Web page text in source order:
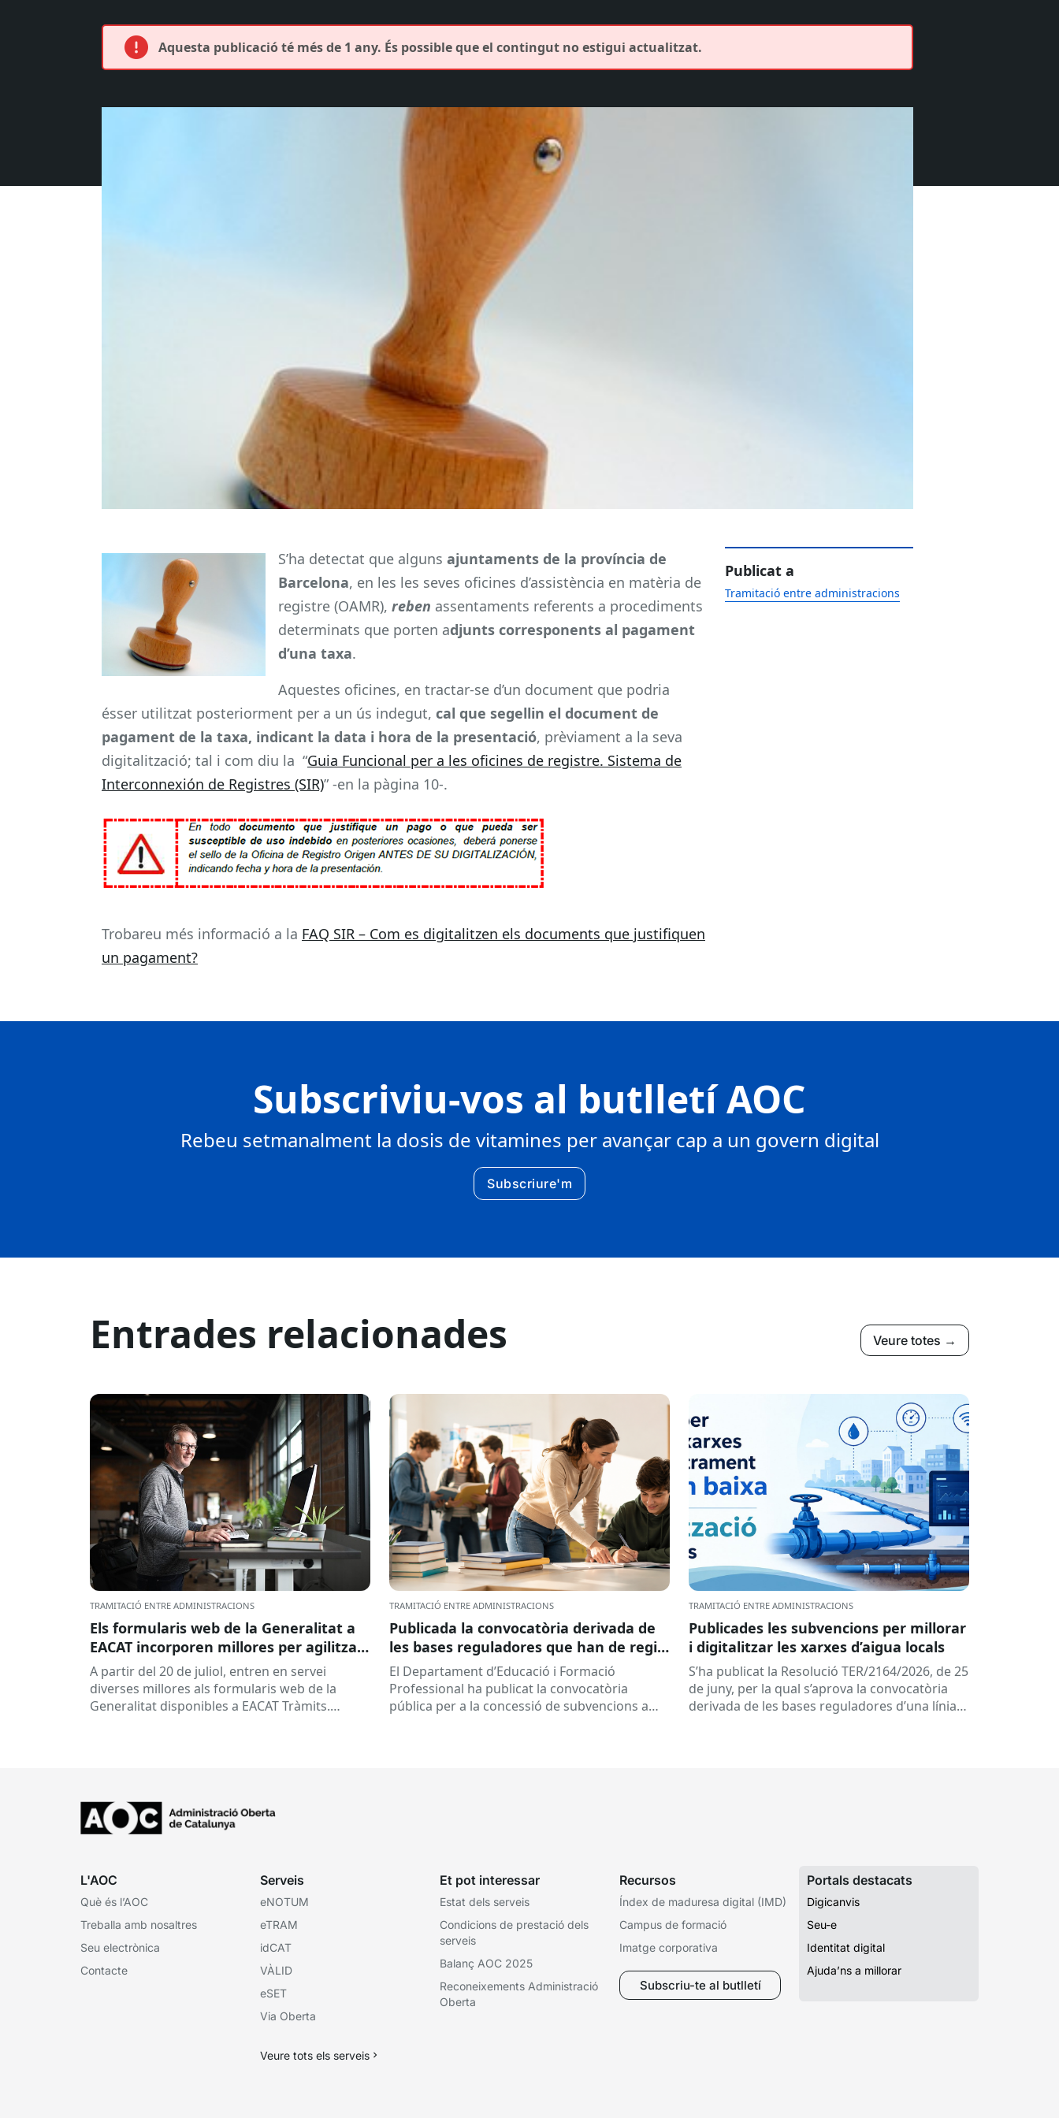
Aquesta publicació té més de 1 any. És possible que el contingut no estigui actualitzat.
S’ha detectat que alguns ajuntaments de la província de
Barcelona, en les les seves oficines d’assistència en matèria de
registre (OAMR), reben assentaments referents a procediments
determinats que porten adjunts corresponents al pagament
d’una taxa.
Aquestes oficines, en tractar-se d’un document que podria
ésser utilitzat posteriorment per a un ús indegut, cal que segellin el document de
pagament de la taxa, indicant la data i hora de la presentació, prèviament a la seva
digitalització; tal i com diu la “Guia Funcional per a les oficines de registre. Sistema de
Interconnexión de Registres (SIR)” -en la pàgina 10-.
Trobareu més informació a la FAQ SIR – Com es digitalitzen els documents que justifiquen
un pagament?
Publicat a
Tramitació entre administracions
Subscriviu-vos al butlletí AOC
Rebeu setmanalment la dosis de vitamines per avançar cap a un govern digital
Subscriure'm
Entrades relacionades Veure totes →
TRAMITACIÓ ENTRE ADMINISTRACIONS
Els formularis web de la Generalitat a
EACAT incorporen millores per agilitzar
la tramitació
A partir del 20 de juliol, entren en servei
diverses millores als formularis web de la
Generalitat disponibles a EACAT Tràmits.
TRAMITACIÓ ENTRE ADMINISTRACIONS
Publicada la convocatòria derivada de
les bases reguladores que han de regir
la concessió de subvencions a centres
educatius, per al desenvolupament de
programes de formació i inserció,
El Departament d’Educació i Formació
Professional ha publicat la convocatòria
pública per a la concessió de subvencions a
TRAMITACIÓ ENTRE ADMINISTRACIONS
Publicades les subvencions per millorar
i digitalitzar les xarxes d’aigua locals
S’ha publicat la Resolució TER/2164/2026, de 25
de juny, per la qual s’aprova la convocatòria
derivada de les bases reguladores d’una línia
L'AOC
Què és l’AOC
Treballa amb nosaltres
Seu electrònica
Contacte
Serveis
eNOTUM
eTRAM
idCAT
VÀLID
eSET
Via Oberta
Veure tots els serveis
Et pot interessar
Estat dels serveis
Condicions de prestació dels
serveis
Balanç AOC 2025
Reconeixements Administració
Oberta
Recursos
Índex de maduresa digital (IMD)
Campus de formació
Imatge corporativa
Subscriu-te al butlletí
Portals destacats
Digicanvis
Seu-e
Identitat digital
Ajuda’ns a millorar